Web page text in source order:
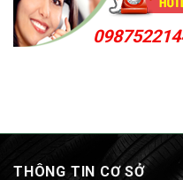
THÔNG TIN CƠ SỞ